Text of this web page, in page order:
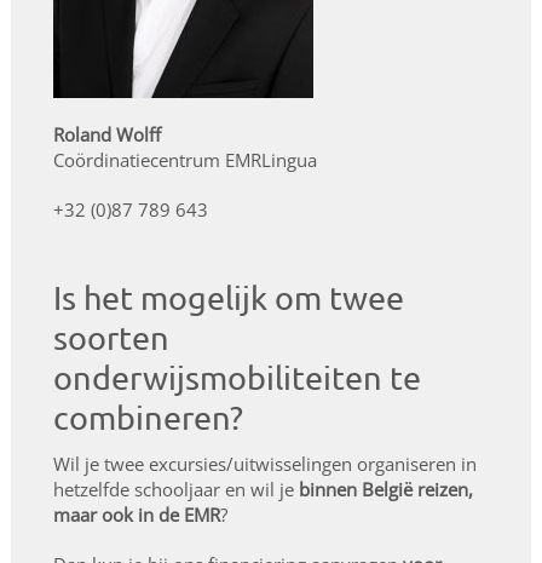
Roland Wolff
Coördinatiecentrum EMRLingua
+32 (0)87 789 643
Is het mogelijk om twee
soorten
onderwijsmobiliteiten te
combineren?
Wil je twee excursies/uitwisselingen organiseren in
hetzelfde schooljaar en wil je binnen België reizen,
maar ook in de EMR?